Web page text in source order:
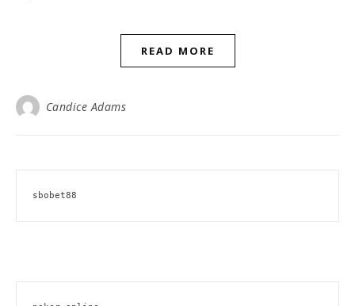
READ MORE
Candice Adams
sbobet88